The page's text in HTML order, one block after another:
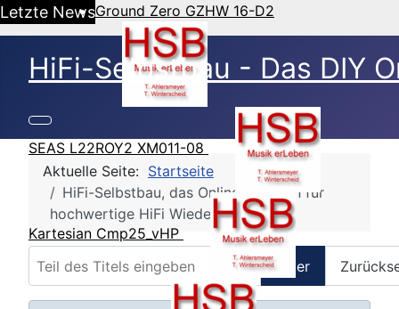
Letzte NewsGround Zero GZHW 16-D2
SEAS L22ROY2 XM011-08
Kartesian Cmp25_vHP
HiFi-Selbstbau - Das DIY
Aktuelle Seite: Startseite
HiFi-Selbstbau, das Online Magazin für
hochwertige HiFi Wiedergabe
Filter